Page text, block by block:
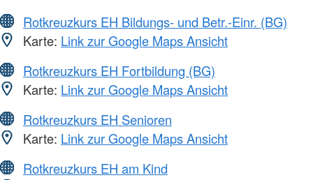
Rotkreuzkurs EH Bildungs- und Betr.-Einr. (BG)
Karte: Link zur Google Maps Ansicht
Rotkreuzkurs EH Fortbildung (BG)
Karte: Link zur Google Maps Ansicht
Rotkreuzkurs EH Senioren
Karte: Link zur Google Maps Ansicht
Rotkreuzkurs EH am Kind